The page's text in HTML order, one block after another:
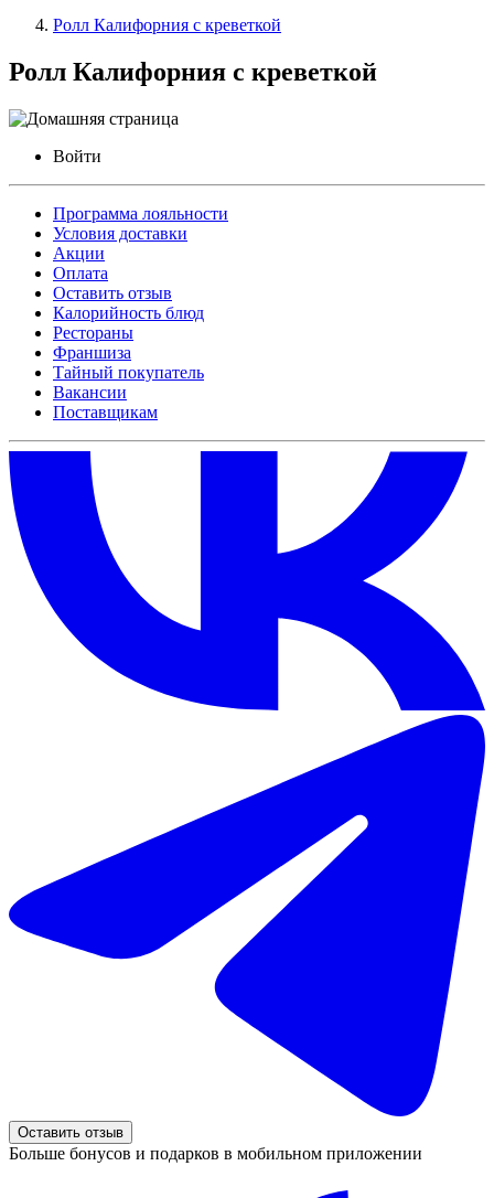
Ролл Калифорния с креветкой
Ролл Калифорния с креветкой
Войти
Программа лояльности
Условия доставки
Акции
Оплата
Оставить отзыв
Калорийность блюд
Рестораны
Франшиза
Тайный покупатель
Вакансии
Поставщикам
Оставить отзыв
Больше бонусов и подарков в мобильном приложении